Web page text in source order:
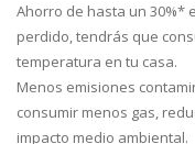
Ahorro de hasta un 30%*
perdido, tendrás que
temperatura en tu casa.
Menos emisiones
consumir menos gas,
impacto medio ambiental.